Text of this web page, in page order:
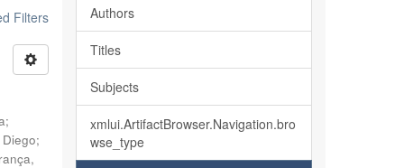
Filters
;
;
Authors
Titles
Subjects
xmlui.ArtifactBrowser.Navigation.bro
wse_type